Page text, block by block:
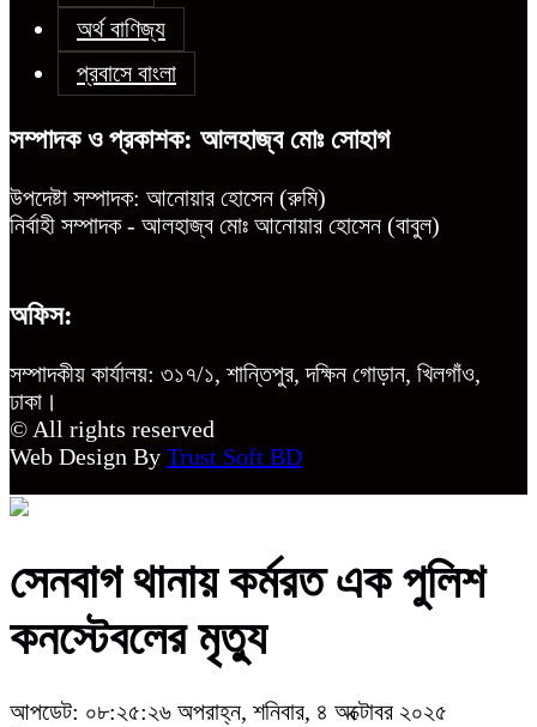
অর্থ বাণিজ্য
প্রবাসে বাংলা
সম্পাদক ও প্রকাশক: আলহাজ্ব মোঃ সোহাগ
উপদেষ্টা সম্পাদক: আনোয়ার হোসেন (রুমি)
নির্বাহী সম্পাদক - আলহাজ্ব মোঃ আনোয়ার হোসেন (বাবুল)
অফিস:
সম্পাদকীয় কার্যালয়: ৩১৭/১, শান্তিপুর, দক্ষিন গোড়ান, খিলগাঁও,
ঢাকা।
© All rights reserved
Web Design By Trust Soft BD
সেনবাগ থানায় কর্মরত এক পুলিশ
কনস্টেবলের মৃত্যু
আপডেট: ০৮:২৫:২৬ অপরাহ্ন, শনিবার, ৪ অক্টোবর ২০২৫